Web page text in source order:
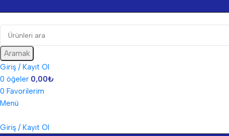
Aramak
Giriş / Kayıt Ol
0 öğeler 0,00₺
0 Favorilerim
Menü
Giriş / Kayıt Ol